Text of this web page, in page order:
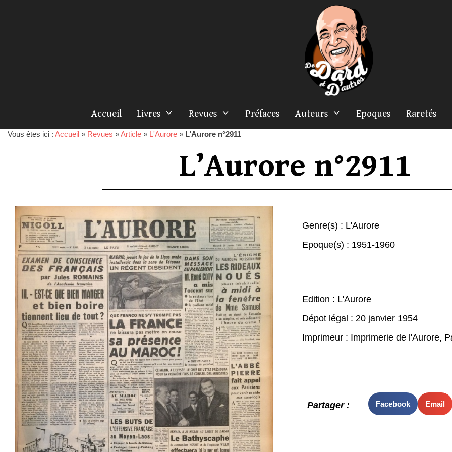
Accueil Livres Revues Préfaces Auteurs Epoques Raretés
Vous êtes ici : Accueil » Revues »Article » L'Aurore » L’Aurore n°2911
L’Aurore n°2911
Genre(s) : L'Aurore
Epoque(s) : 1951-1960
Edition : L'Aurore
Dépot légal : 20 janvier 1954
Imprimeur : Imprimerie de l'Aurore,
Partager : Facebook Email